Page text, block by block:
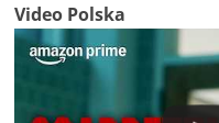
Video Polska